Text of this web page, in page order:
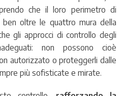
che il loro perimetro di
oltre le quattro mura della
gli approcci di controllo degli
non possono cioè
autorizzato o proteggerli dalle
più sofisticate e mirate.